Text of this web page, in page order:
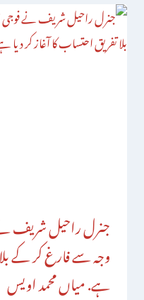
جنرل راحیل شریف
وجہ سے فارغ کر کے
ہے. میاں محمد اویس